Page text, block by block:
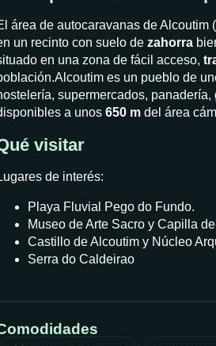
área de autocaravanas de Alcoutim
un recinto con suelo de zahorra
en una zona de fácil acceso,
es un pueblo de
supermercados,
a unos 650 m del área
visitar
de interés:
Playa Fluvial Pego do Fundo.
Museo de Arte Sacro y Capilla
Castillo de Alcoutim y Núcleo
Serra do Caldeirao